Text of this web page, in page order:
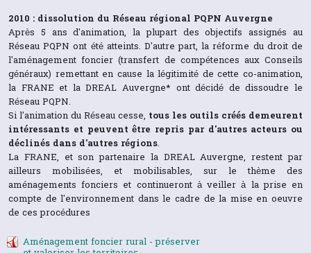
2010 : dissolution du Réseau régional PQPN Auvergne
Après 5 ans d'animation, la plupart des objectifs assignés au
Réseau PQPN ont été atteints. D'autre part, la réforme du droit de
l'aménagement foncier (transfert de compétences aux Conseils
généraux) remettant en cause la légitimité de cette co-animation,
la FRANE et la DREAL Auvergne* ont décidé de dissoudre le
Réseau PQPN.
Si l'animation du Réseau cesse, tous les outils créés demeurent
intéressants et peuvent être repris par d'autres acteurs ou
déclinés dans d'autres régions.
La FRANE, et son partenaire la DREAL Auvergne, restent par
ailleurs mobilisées, et mobilisables, sur le thème des
aménagements fonciers et continueront à veiller à la prise en
compte de l'environnement dans le cadre de la mise en oeuvre
de ces procédures
Aménagement foncier rural - préserver